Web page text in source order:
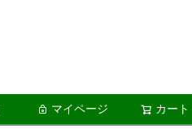
マイページ カート